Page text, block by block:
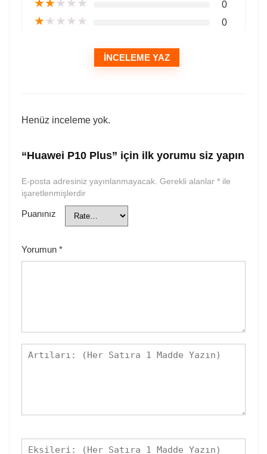
★★★★★ 0
★★★★★ 0
İNCELEME YAZ
Henüz inceleme yok.
“Huawei P10 Plus” için ilk yorumu siz yapın
E-posta adresiniz yayınlanmayacak. Gerekli alanlar * ile
işaretlenmişlerdir
Puanınız
Yorumun *